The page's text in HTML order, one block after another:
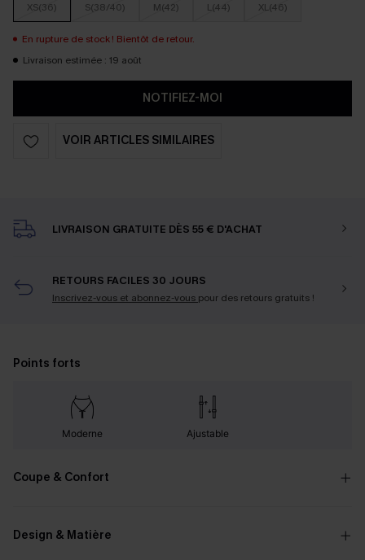
XS(36) S(38/40) M(42) L(44) XL(46)
En rupture de stock ! Bientôt de retour.
Livraison estimée : 19 août
NOTIFIEZ-MOI
VOIR ARTICLES SIMILAIRES
LIVRAISON GRATUITE DÈS 55 € D'ACHAT
RETOURS FACILES 30 JOURS
Inscrivez-vous et abonnez-vous pour des retours gratuits !
Points forts
Moderne Ajustable
Coupe & Confort
Design & Matière